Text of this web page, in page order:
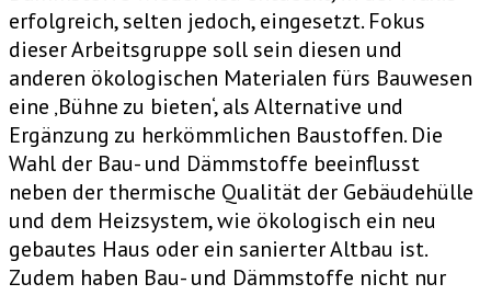
erfolgreich, selten jedoch, eingesetzt. Fokus
dieser Arbeitsgruppe soll sein diesen und
anderen ökologischen Materialen fürs Bauwesen
eine ‚Bühne zu bieten‘, als Alternative und
Ergänzung zu herkömmlichen Baustoffen. Die
Wahl der Bau- und Dämmstoffe beeinflusst
neben der thermische Qualität der Gebäudehülle
und dem Heizsystem, wie ökologisch ein neu
gebautes Haus oder ein sanierter Altbau ist.
Zudem haben Bau- und Dämmstoffe nicht nur